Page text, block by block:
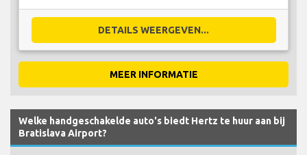
DETAILS WEERGEVEN...
MEER INFORMATIE
Welke handgeschakelde auto's biedt Hertz te huur aan bij
Bratislava Airport?